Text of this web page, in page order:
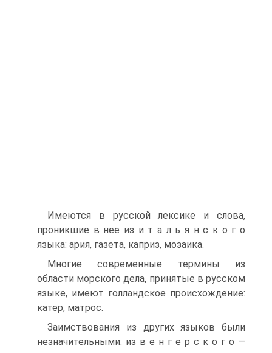
Имеются в русской лексике и слова,
проникшие в нее из и т а л ь я н с к о г о
языка: ария, газета, каприз, мозаика.
Многие современные термины из
области морского дела, принятые в русском
языке, имеют голландское происхождение:
катер, матрос.
Заимствования из других языков были
незначительными: из в е н г е р с к о г о —